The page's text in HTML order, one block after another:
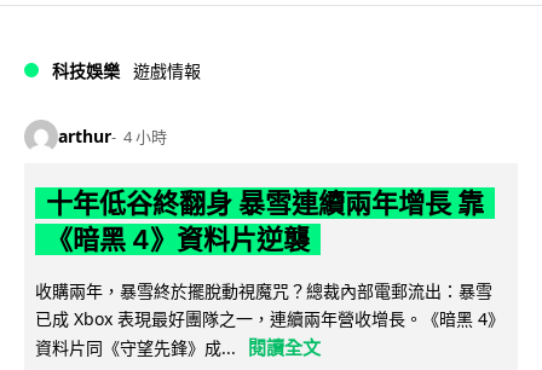
科技娛樂 遊戲情報
arthur 4 小時
十年低谷終翻身 暴雪連續兩年增長 靠
《暗黑 4》資料片逆襲
收購兩年，暴雪終於擺脫動視魔咒？總裁內部電郵流出：暴雪
已成 Xbox 表現最好團隊之一，連續兩年營收增長。《暗黑 4》
資料片同《守望先鋒》成...
閱讀全文